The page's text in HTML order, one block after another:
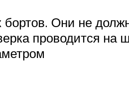
Они не
проводится на